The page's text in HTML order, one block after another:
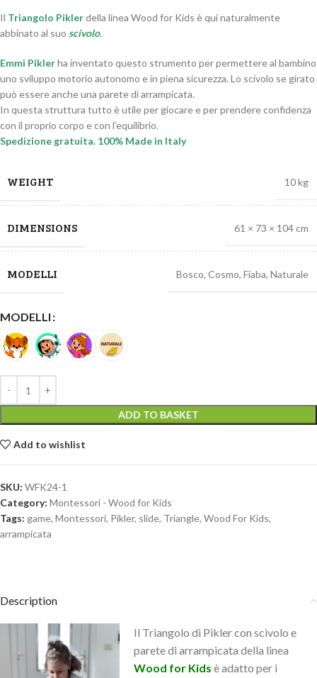
Il Triangolo Piklerdella linea Wood for Kids è qui naturalmente
abbinato al suo scivolo.
Emmi Piklerha inventato questo strumento per permettere al bambino
uno sviluppo motorio autonomo e in piena sicurezza. Lo scivolo se girato
può essere anche una parete di arrampicata.
In questa struttura tutto è utile per giocare e per prendere confidenza
con il proprio corpo e con l’equilibrio.
Spedizione gratuita. 100% Made in Italy
WEIGHT 10 kg
DIMENSIONS 61 × 73 × 104 cm
MODELLI Bosco, Cosmo, Fiaba, Naturale
MODELLI
ADD TO BASKET
Add to wishlist
SKU: WFK24-1
Category: Montessori - Wood for Kids
Tags: game, Montessori, Pikler, slide, Triangle, Wood For Kids,
arrampicata
Description
Il Triangolo di Pikler con scivolo e
parete di arrampicata della linea
Wood for Kids è adatto per i